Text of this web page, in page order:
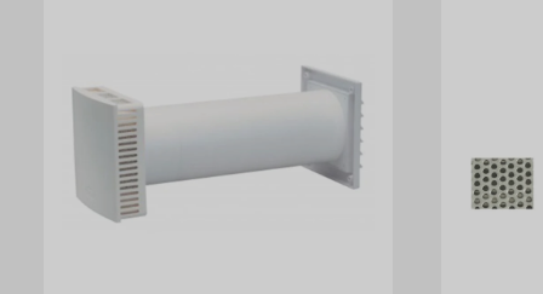
ventilationsrör och galler kan med tiden bli rejält nedsmutsade.
Installera ventilation - steg-för-steg
Byggmax finns här för dig som ska installera ventilation och behöver
Kort ventilationsguide
Att ha rätt ventilation i hemmet är avgörande för ett friskt